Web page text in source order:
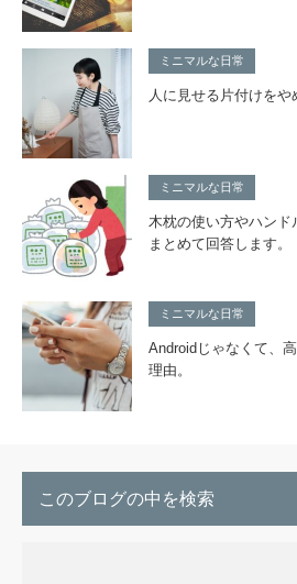
ミニマルな日常
人に見せる片付けを
ミニマルな日常
木枕の使い方やハンド
まとめて回答します。
ミニマルな日常
Androidじゃなくて、
理由。
このブログの中を検索